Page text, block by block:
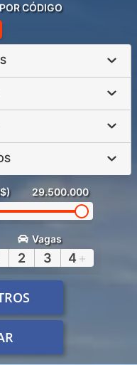
POR CÓDIGO
29.500.000
Vagas
2 3 4 +